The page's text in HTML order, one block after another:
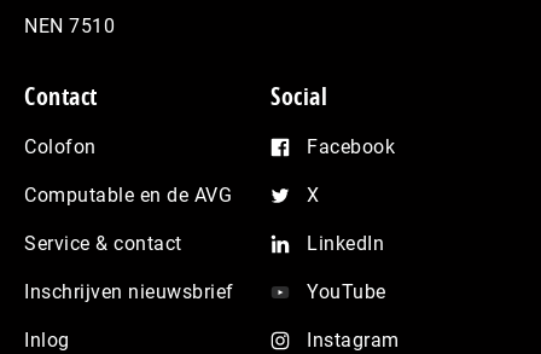
NEN 7510
Contact
Colofon
Computable en de AVG
Service & contact
Inschrijven nieuwsbrief
Inlog
Social
Facebook
X
LinkedIn
YouTube
Instagram